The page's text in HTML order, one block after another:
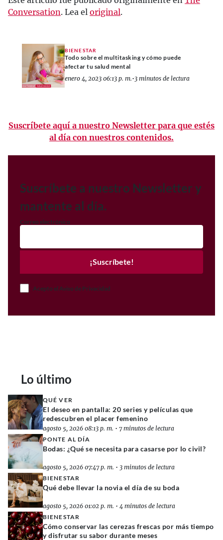
Conversation. Lea el original.
BIENESTAR
Todo sobre el multitasking y cómo puede
afectar tu salud mental
enero 4, 2023 06:13 p. m.•3 minutos de lectura
Suscríbete aquí a nuestro Newsletter para que estés
al día con nuestros contenidos.
Suscríbete a nuestro Newsletter y
mantente al día.
Correo electrónico
¡Suscríbete!
Acepto el Aviso de Privacidad
Lo último
QUÉ VER
El deseo en pantalla: 20 series y películas que
redescubren el placer femenino
agosto 5, 2026 08:13 p. m. • 7 minutos de lectura
PONTE AL DÍA
Bodas: ¿Qué se necesita para casarse por lo civil?
agosto 5, 2026 07:47 p. m. • 3 minutos de lectura
BIENESTAR
Qué debe llevar la novia el día de su boda
agosto 5, 2026 01:02 p. m. • 4 minutos de lectura
BIENESTAR
Cómo conservar las cerezas frescas por más tiempo
y disfrutar su sabor durante meses